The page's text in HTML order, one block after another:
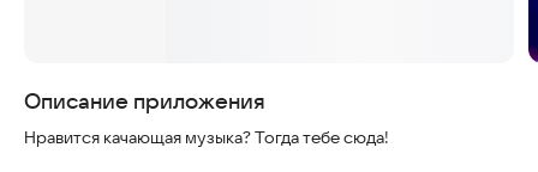
Описание приложения
Нравится качающая музыка? Тогда тебе сюда!